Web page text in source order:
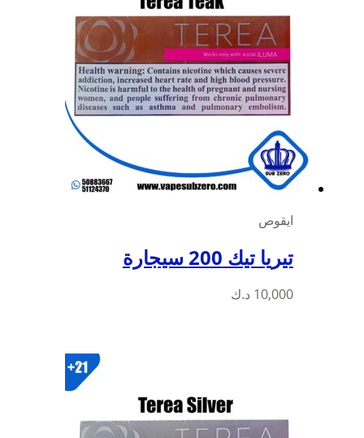
ايقوص
تيريا تيك 200 سيجارة
10,000 د.ك